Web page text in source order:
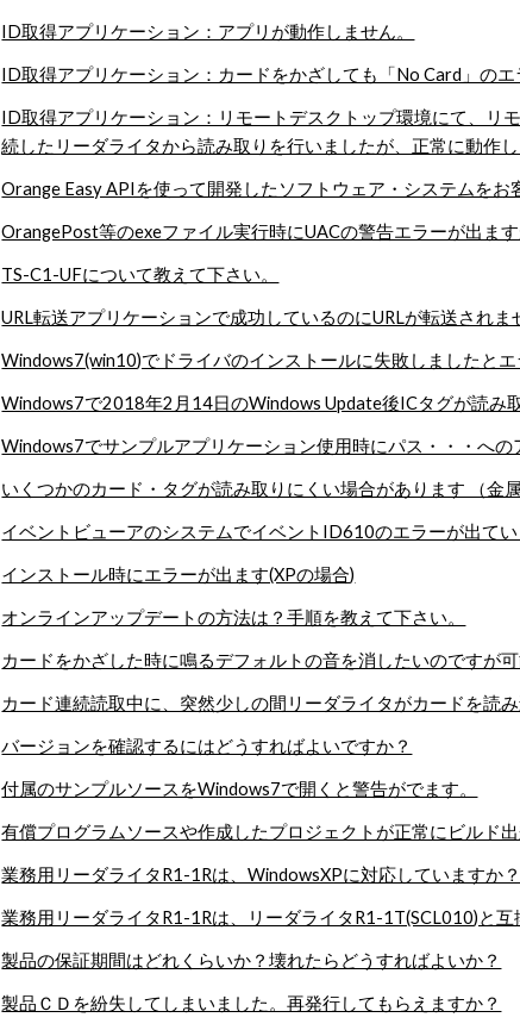
ID取得アプリケーション：アプリが動作しません。
ID取得アプリケーション：カードをかざしても「No Card」のエ
ID取得アプリケーション：リモートデスクトップ環境にて、
続したリーダライタから読み取りを行いましたが、正常に動作し
Orange Easy APIを使って開発したソフトウェア・システムを
OrangePost等のexeファイル実行時にUACの警告エラーが出ま
TS-C1-UFについて教えて下さい。
URL転送アプリケーションで成功しているのにURLが転送されま
Windows7(win10)でドライバのインストールに失敗しましたとエ
Windows7で2018年2月14日のWindows Update後ICタグが読み
Windows7でサンプルアプリケーション使用時にパス・・・へ
いくつかのカード・タグが読み取りにくい場合があります （金
イベントビューアのシステムでイベントID610のエラーが出てい
インストール時にエラーが出ます(XPの場合)
オンラインアップデートの方法は？手順を教えて下さい。
カードをかざした時に鳴るデフォルトの音を消したいのですが
カード連続読取中に、突然少しの間リーダライタがカードを読
バージョンを確認するにはどうすればよいですか？
付属のサンプルソースをWindows7で開くと警告がでます。
有償プログラムソースや作成したプロジェクトが正常にビルド
業務用リーダライタR1-1Rは、WindowsXPに対応していますか？
業務用リーダライタR1-1Rは、リーダライタR1-1T(SCL010)と互
製品の保証期間はどれくらいか？壊れたらどうすればよいか？
製品ＣＤを紛失してしまいました。再発行してもらえますか？